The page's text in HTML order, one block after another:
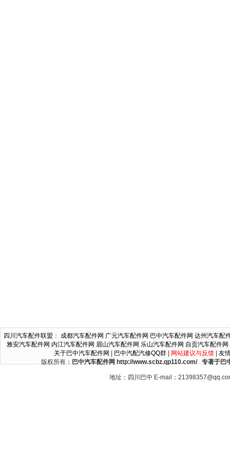
四川汽车配件联盟 ： 成都汽车配件网 广元汽车配件网 巴中汽车配件网 达州汽车配
雅安汽车配件网 内江汽车配件网 眉山汽车配件网 乐山汽车配件网 自贡汽车配件网
关于巴中汽车配件网
巴中汽配汽修QQ群| 网站建议与反馈| 友
版权所有： 巴中汽车配件网 http://www.scbz.qp110.com/ 专著于巴
地址：四川巴中 E-mail：